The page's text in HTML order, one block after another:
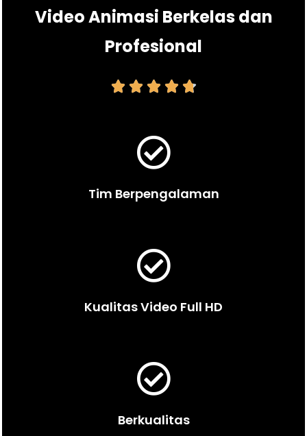
Video Animasi Berkelas dan
Profesional
    
Tim Berpengalaman
Kualitas Video Full HD
Berkualitas